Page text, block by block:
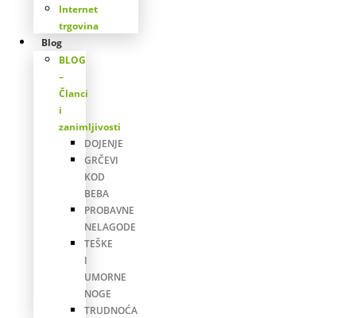
Internet
trgovina
Blog
BLOG
–
Članci
i
zanimljivosti
DOJENJE
GRČEVI
KOD
BEBA
PROBAVNE
NELAGODE
TEŠKE
I
UMORNE
NOGE
TRUDNOĆA